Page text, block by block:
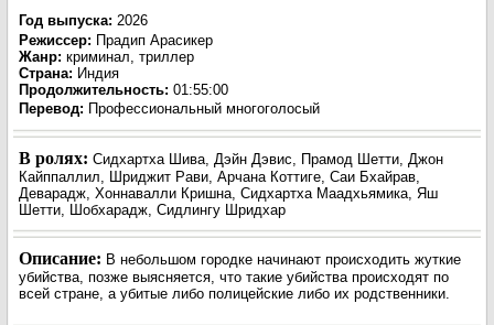
Год выпуска: 2026
Режиссер: Прадип Арасикер
Жанр: криминал, триллер
Страна: Индия
Продолжительность: 01:55:00
Перевод: Профессиональный многоголосый
В ролях: Сидхартха Шива, Дэйн Дэвис, Прамод Шетти, Джон
Кайппаллил, Шриджит Рави, Арчана Коттиге, Саи Бхайрав,
Деварадж, Хоннавалли Кришна, Сидхартха Маадхьямика, Яш
Шетти, Шобхарадж, Сидлингу Шридхар
Описание: В небольшом городке начинают происходить жуткие
убийства, позже выясняется, что такие убийства происходят по
всей стране, а убитые либо полицейские либо их родственники.